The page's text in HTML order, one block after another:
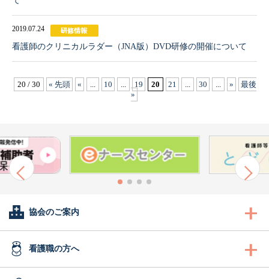
2019.07.24
看護師のクリニカルラダー（JNA版）DVD研修の開催について
20 / 30 « 先頭 « 10 19 20 21 30 »
最後
»
協会のご案内
会長あいさつ
協会概要
看護職の方へ